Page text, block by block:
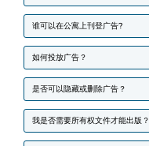
谁可以在公寓上刊登广告?
如何投放广告？
是否可以隐藏或删除广告？
我是否需要所有权文件才能出版？